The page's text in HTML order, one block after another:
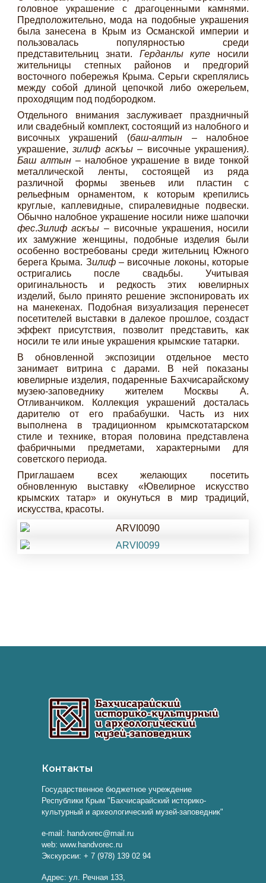
головное украшение с драгоценными камнями.
Предположительно, мода на подобные украшения
была занесена в Крым из Османской империи и
пользовалась популярностью среди
представительниц знати. Герданлы купе носили
жительницы степных районов и предгорий
восточного побережья Крыма. Серьги скреплялись
между собой длиной цепочкой либо ожерельем,
проходящим под подбородком.
Отдельного внимания заслуживает праздничный
или свадебный комплект, состоящий из налобного и
височных украшений (баш-алтын – налобное
украшение,зилиф аскъы – височные украшения).
Баш алтын– налобное украшение в виде тонкой
металлической ленты, состоящей из ряда
различной формы звеньев или пластин с
рельефным орнаментом, к которым крепились
круглые, каплевидные, спиралевидные подвески.
Обычно налобное украшение носили ниже шапочки
фес.Зилиф аскъы – височные украшения, носили
их замужние женщины, подобные изделия были
особенно востребованы среди жительниц Южного
берега Крыма. Зилиф– височные локоны, которые
остригались после свадьбы. Учитывая
оригинальность и редкость этих ювелирных
изделий, было принято решение экспонировать их
на манекенах. Подобная визуализация перенесет
посетителей выставки в далекое прошлое, создаст
эффект присутствия, позволит представить, как
носили те или иные украшения крымские татарки.
В обновленной экспозиции отдельное место
занимает витрина с дарами. В ней показаны
ювелирные изделия, подаренные Бахчисарайскому
музею-заповеднику жителем Москвы А.
Отливанчиком. Коллекция украшений досталась
дарителю от его прабабушки. Часть из них
выполнена в традиционном крымскотатарском
стиле и технике, вторая половина представлена
фабричными предметами, характерными для
советского периода.
Приглашаем всех желающих посетить
обновленную выставку «Ювелирное искусство
крымских татар» и окунуться в мир традиций,
искусства, красоты.
Контакты
Государственное бюджетное учреждение
Республики Крым "Бахчисарайский историко-
культурный и археологический музей-заповедник"
e-mail: handvorec@mail.ru
web: www.handvorec.ru
Экскурсии: + 7 (978) 139 02 94
Адрес: ул. Речная 133,